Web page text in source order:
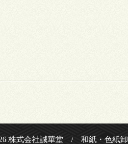
株式会社誠華堂 / 和紙・色紙卸